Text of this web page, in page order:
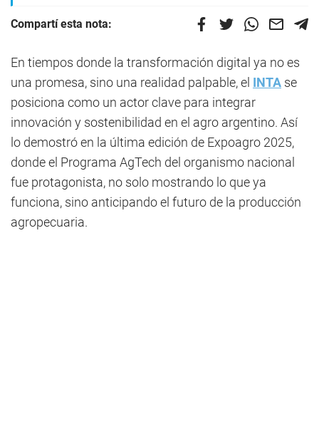
Compartí esta nota:
En tiempos donde la transformación digital ya no es
una promesa, sino una realidad palpable, el INTA se
posiciona como un actor clave para integrar
innovación y sostenibilidad en el agro argentino. Así
lo demostró en la última edición de Expoagro 2025,
donde el Programa AgTech del organismo nacional
fue protagonista, no solo mostrando lo que ya
funciona, sino anticipando el futuro de la producción
agropecuaria.